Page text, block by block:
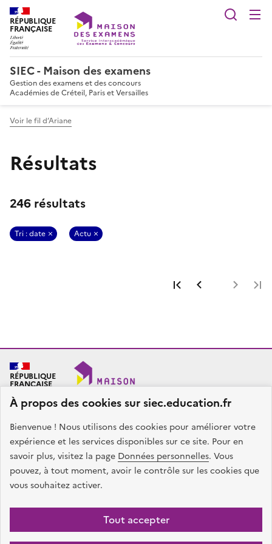
À propos des cookies sur siec.education.fr
Bienvenue ! Nous utilisons des cookies pour améliorer votre
expérience et les services disponibles sur ce site. Pour en
savoir plus, visitez la page Données personnelles. Vous
pouvez, à tout moment, avoir le contrôle sur les cookies que
vous souhaitez activer.
Tout accepter
RÉPUBLIQUE
FRANÇAISE
SIEC - Maison des examens
Gestion des examens et des concours
Académies de Créteil, Paris et Versailles
Voir le fil d’Ariane
Résultats
246 résultats
Tri : date Actu
Première page
Page
RÉPUBLIQUE
FRANÇAISE
SIEC - Maison des examens
Académies de Créteil, Paris et Versailles
7, rue Ernest Renan
94749 ARCUEIL CEDEX
Nous contacter
facebook
x instagramlinkedin